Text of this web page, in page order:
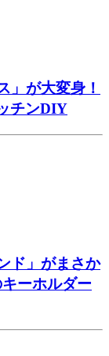
」が大変身！
チンDIY
ド」がまさか
ーホルダー